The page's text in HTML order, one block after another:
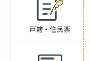
戸籍・住民票